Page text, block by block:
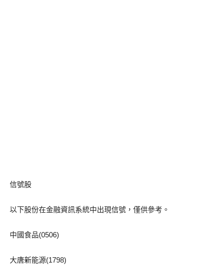
信號股
以下股份在金融資訊系統中出現信號，僅供參考。
中國食品(0506)
大唐新能源(1798)